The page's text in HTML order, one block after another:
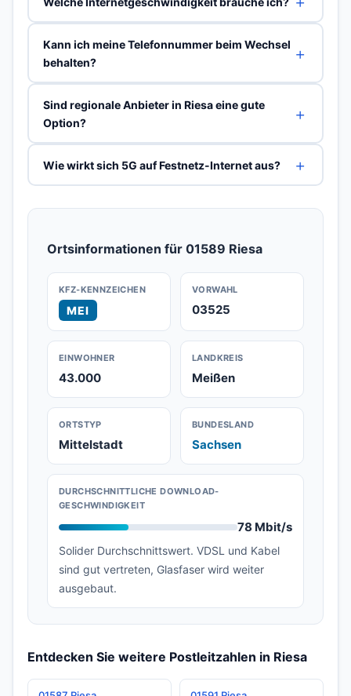
Kann ich meine Telefonnummer beim Wechsel
behalten?
Sind regionale Anbieter in Riesa eine gute
Option?
Wie wirkt sich 5G auf Festnetz-Internet aus?
Ortsinformationen für 01589 Riesa
KFZ-KENNZEICHEN
MEI
VORWAHL
03525
EINWOHNER
43.000
LANDKREIS
Meißen
ORTSTYP
Mittelstadt
BUNDESLAND
Sachsen
DURCHSCHNITTLICHE DOWNLOAD-
GESCHWINDIGKEIT
78 Mbit/s
Solider Durchschnittswert. VDSL und Kabel
sind gut vertreten, Glasfaser wird weiter
ausgebaut.
Entdecken Sie weitere Postleitzahlen in Riesa